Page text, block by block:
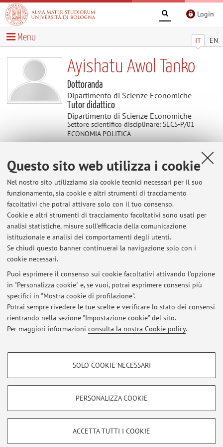
Questo sito web utilizza i cookie
Nel nostro sito utilizziamo sia cookie tecnici necessari per il suo
funzionamento, sia cookie e altri strumenti di tracciamento
facoltativi che potrai attivare solo con il tuo consenso.
Cookie e altri strumenti di tracciamento facoltativi sono usati per
analisi statistiche, misure sull'efficacia della comunicazione
istituzionale e analisi dei comportamenti degli utenti.
Se chiudi questo banner continuerai la navigazione solo con i
cookie necessari.
Puoi esprimere il consenso sui cookie facoltativi attivando l'opzione
in "Personalizza cookie" e, se vuoi, potrai esprimere consensi più
specifici in "Mostra cookie di profilazione".
Potrai sempre rivedere le tue scelte e verificare lo stato dei consensi
rientrando nella sezione "Impostazione cookie" del sito.
Per maggiori informazioni consulta la nostra Cookie policy.
COOKIE DI PROFILAZIONE - FACOLTATIVI
COOKIE TECNICI - NECESSARI
SOLO COOKIE NECESSARI
PERSONALIZZA COOKIE
ACCETTA TUTTI I COOKIE
Login
IT EN
Menu
Ayishatu Awol Tanko
Dottoranda
Dipartimento di Scienze Economiche
Tutor didattico
Dipartimento di Scienze Economiche
Settore scientifico disciplinare: SECS-P/01
ECONOMIA POLITICA
Contatti
E-mail: ayishatu.awoltanko2@unibo.it
Dipartimento di Scienze Economiche
Piazza Scaravilli 2, Bologna -
Vai alla mappa
Ultimi avvisi
Al momento non sono presenti avvisi.
Area riservata
Accedi tramiteloginper gestire tutti i contenuti del sito.
Zamboni, 33 - 40126 Bologna - Partita IVA: 01131710376